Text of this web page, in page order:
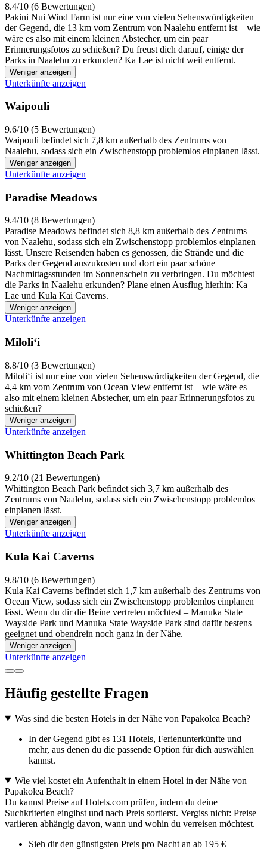
8.4/10 (6 Bewertungen)
Pakini Nui Wind Farm ist nur eine von vielen Sehenswürdigkeiten
der Gegend, die 13 km vom Zentrum von Naalehu entfernt ist – wie
wäre es also mit einem kleinen Abstecher, um ein paar
Erinnerungsfotos zu schießen? Du freust dich darauf, einige der
Parks in Naalehu zu erkunden? Ka Lae ist nicht weit entfernt.
Weniger anzeigen
Unterkünfte anzeigen
Waipouli
9.6/10 (5 Bewertungen)
Waipouli befindet sich 7,8 km außerhalb des Zentrums von
Naalehu, sodass sich ein Zwischenstopp problemlos einplanen lässt.
Weniger anzeigen
Unterkünfte anzeigen
Paradise Meadows
9.4/10 (8 Bewertungen)
Paradise Meadows befindet sich 8,8 km außerhalb des Zentrums
von Naalehu, sodass sich ein Zwischenstopp problemlos einplanen
lässt. Unsere Reisenden haben es genossen, die Strände und die
Parks der Gegend auszukosten und dort ein paar schöne
Nachmittagsstunden im Sonnenschein zu verbringen. Du möchtest
die Parks in Naalehu erkunden? Plane einen Ausflug hierhin: Ka
Lae und Kula Kai Caverns.
Weniger anzeigen
Unterkünfte anzeigen
Miloliʻi
8.8/10 (3 Bewertungen)
Miloliʻi ist nur eine von vielen Sehenswürdigkeiten der Gegend, die
4,4 km vom Zentrum von Ocean View entfernt ist – wie wäre es
also mit einem kleinen Abstecher, um ein paar Erinnerungsfotos zu
schießen?
Weniger anzeigen
Unterkünfte anzeigen
Whittington Beach Park
9.2/10 (21 Bewertungen)
Whittington Beach Park befindet sich 3,7 km außerhalb des
Zentrums von Naalehu, sodass sich ein Zwischenstopp problemlos
einplanen lässt.
Weniger anzeigen
Unterkünfte anzeigen
Kula Kai Caverns
9.8/10 (6 Bewertungen)
Kula Kai Caverns befindet sich 1,7 km außerhalb des Zentrums von
Ocean View, sodass sich ein Zwischenstopp problemlos einplanen
lässt. Wenn du dir die Beine vertreten möchtest – Manuka State
Wayside Park und Manuka State Wayside Park sind dafür bestens
geeignet und obendrein noch ganz in der Nähe.
Weniger anzeigen
Unterkünfte anzeigen
Häufig gestellte Fragen
Was sind die besten Hotels in der Nähe von Papakōlea Beach?
In der Gegend gibt es 131 Hotels, Ferienunterkünfte und
mehr, aus denen du die passende Option für dich auswählen
kannst.
Wie viel kostet ein Aufenthalt in einem Hotel in der Nähe von
Papakōlea Beach?
Du kannst Preise auf Hotels.com prüfen, indem du deine
Suchkriterien eingibst und nach Preis sortierst. Vergiss nicht: Preise
variieren abhängig davon, wann und wohin du verreisen möchtest.
Sieh dir den günstigsten Preis pro Nacht an ab 195 €